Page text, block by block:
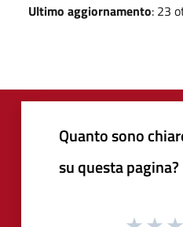
Ultimo aggiornamento: 23
Quanto sono
su questa pagina?